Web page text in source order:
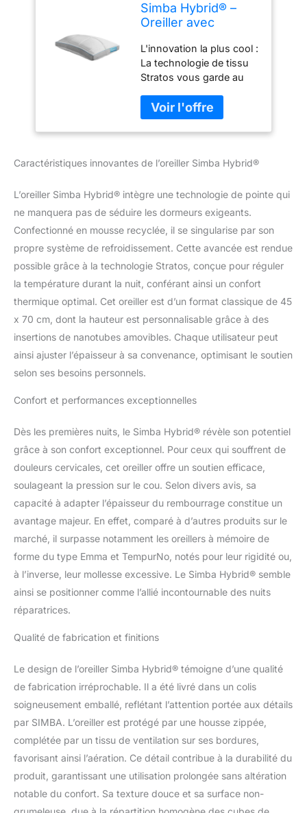
Simba Hybrid® –
Oreiller avec
thermorégulatrice
et hauteur
personnalisable (45
x 70 cm)
L'innovation la plus cool :
La technologie de tissu
Stratos vous garde au
température du corps,
tandis que les fibres
douces maintiennent la
Soutien et douceur
oreiller a un noyau
intérieur de petits
nanocubes en mousse
Simba spongieux
enveloppés dans une
épaisse couche de fibre
Simba-Renew doux pour
bercer votre tête. Il suffit
de sortir certains des
minis cubes pour obtenir
la bonne hauteur et
fermeté qui vous faut.
dormant sur le dos et sur
le côté : vous pouvez
ajuster l'oreiller pour
êtes correctement
positionné pour le
sommeil, votre cou et
votre tête doivent être
colonne vertébrale. Pas
d’éternuements : il est
fabriqué à partir de
matériaux anti-
bordure en maille assure
une circulation d'air saine
la mousse Simba Pure
et de métaux dangereux
et nocifs pour
que la couche de confort
Simba Renew est
fabriquée à partir de
fibres 100 % recyclées.
Simba a consulté les
données corporelles de
Caractéristiques innovantes de l’oreiller Simba Hybrid®
L’oreiller Simba Hybrid® intègre une technologie de pointe qui
ne manquera pas de séduire les dormeurs exigeants.
Confectionné en mousse recyclée, il se singularise par son
propre système de refroidissement. Cette avancée est rendue
possible grâce à la technologie Stratos, conçue pour réguler
la température durant la nuit, conférant ainsi un confort
thermique optimal. Cet oreiller est d’un format classique de 45
x 70 cm, dont la hauteur est personnalisable grâce à des
insertions de nanotubes amovibles. Chaque utilisateur peut
ainsi ajuster l’épaisseur à sa convenance, optimisant le soutien
selon ses besoins personnels.
Confort et performances exceptionnelles
Dès les premières nuits, le Simba Hybrid® révèle son potentiel
grâce à son confort exceptionnel. Pour ceux qui souffrent de
douleurs cervicales, cet oreiller offre un soutien efficace,
soulageant la pression sur le cou. Selon divers avis, sa
capacité à adapter l’épaisseur du rembourrage constitue un
avantage majeur. En effet, comparé à d’autres produits sur le
marché, il surpasse notamment les oreillers à mémoire de
forme du type Emma et TempurNo, notés pour leur rigidité ou,
à l’inverse, leur mollesse excessive. Le Simba Hybrid® semble
ainsi se positionner comme l’allié incontournable des nuits
réparatrices.
Qualité de fabrication et finitions
Le design de l’oreiller Simba Hybrid® témoigne d’une qualité
de fabrication irréprochable. Il a été livré dans un colis
soigneusement emballé, reflétant l’attention portée aux détails
par SIMBA. L’oreiller est protégé par une housse zippée,
complétée par un tissu de ventilation sur ses bordures,
favorisant ainsi l’aération. Ce détail contribue à la durabilité du
produit, garantissant une utilisation prolongée sans altération
notable du confort. Sa texture douce et sa surface non-